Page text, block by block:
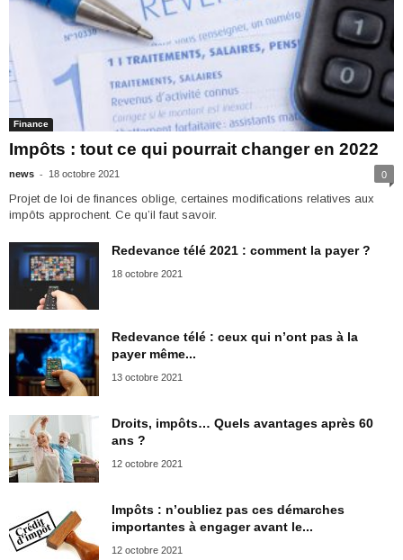
Finance
Impôts : tout ce qui pourrait changer en 2022
news - 18 octobre 2021 0
Projet de loi de finances oblige, certaines modifications relatives aux
impôts approchent. Ce qu’il faut savoir.
Redevance télé 2021 : comment la payer ?
18 octobre 2021
Redevance télé : ceux qui n’ont pas à la
payer même...
13 octobre 2021
Droits, impôts… Quels avantages après 60
ans ?
12 octobre 2021
Impôts : n’oubliez pas ces démarches
importantes à engager avant le...
12 octobre 2021